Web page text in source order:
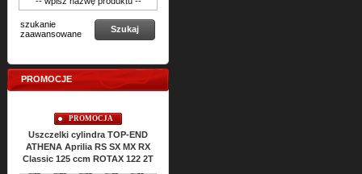
szukanie
zaawansowane
Szukaj
PROMOCJE
PROMOCJA
Uszczelki cylindra TOP-END
ATHENA Aprilia RS SX MX RX
Classic 125 ccm ROTAX 122 2T